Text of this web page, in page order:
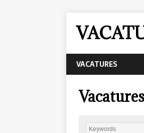
VACATURES
Vacatures